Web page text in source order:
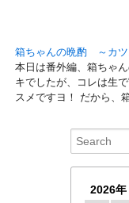
箱ちゃんの晩酌 ～カツ
本日は番外編、箱ちゃ
キでしたが、コレは生
スメですヨ！ だから、
2026年